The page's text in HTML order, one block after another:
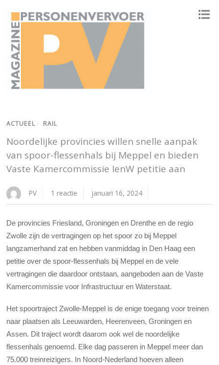
ACTUEEL / RAIL
Noordelijke provincies willen snelle aanpak
van spoor-flessenhals bij Meppel en bieden
Vaste Kamercommissie IenW petitie aan
PV 1 reactie januari 16, 2024
De provincies Friesland, Groningen en Drenthe en de regio
Zwolle zijn de vertragingen op het spoor zo bij Meppel
langzamerhand zat en hebben vanmiddag in Den Haag een
petitie over de spoor-flessenhals bij Meppel en de vele
vertragingen die daardoor ontstaan, aangeboden aan de Vaste
Kamercommissie voor Infrastructuur en Waterstaat.
Het spoortraject Zwolle-Meppel is de enige toegang voor treinen
naar plaatsen als Leeuwarden, Heerenveen, Groningen en
Assen. Dit traject wordt daarom ook wel de noordelijke
flessenhals genoemd. Elke dag passeren in Meppel meer dan
75.000 treinreizigers. In Noord-Nederland hoeven alleen